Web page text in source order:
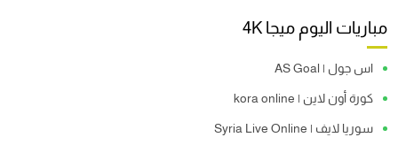
مباريات اليوم ميجا 4K
اس جول | AS Goal
كورة أون لاين | kora online
سوريا لايف | Syria Live Online